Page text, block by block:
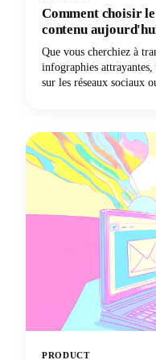
Comment choisir
contenu
Que vous cherchiez à
infographies
sur les réseaux sociaux
générer des dizaines de
spécialisées qui
PRODUCT